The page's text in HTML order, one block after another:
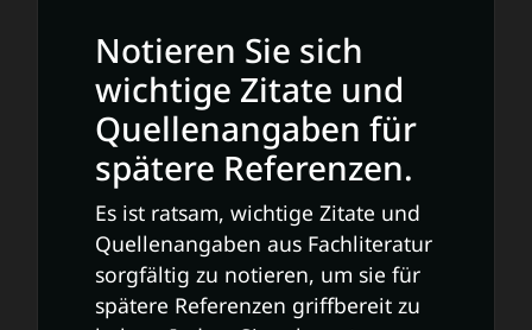
Notieren Sie sich
wichtige Zitate und
Quellenangaben für
spätere Referenzen.
Es ist ratsam, wichtige Zitate und
Quellenangaben aus Fachliteratur
sorgfältig zu notieren, um sie für
spätere Referenzen griffbereit zu